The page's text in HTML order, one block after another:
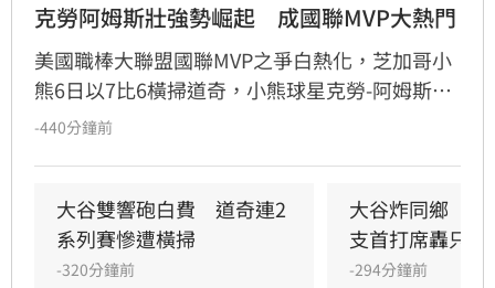
克勞阿姆斯壯強勢崛起　成國聯MVP大熱門
美國職棒大聯盟國聯MVP之爭白熱化，芝加哥小
熊6日以7比6橫掃道奇，小熊球星克勞-阿姆斯壯
與道奇大谷翔平同場繳出雙響砲，表現極為精
役不僅達成單季25轟25盜紀錄，更成為隊史首位
連續兩季達標的球員，其25歲前累積的67轟更位
居隊史第二。
-440分鐘前
大谷雙響砲白費　道奇連2
系列賽慘遭橫掃
-320分鐘前
大谷炸同鄉　
支首打席轟只輸
-294分鐘前